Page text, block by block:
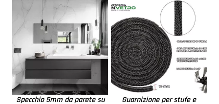
Specchio 5mm da parete su
Guarnizione per stufe e